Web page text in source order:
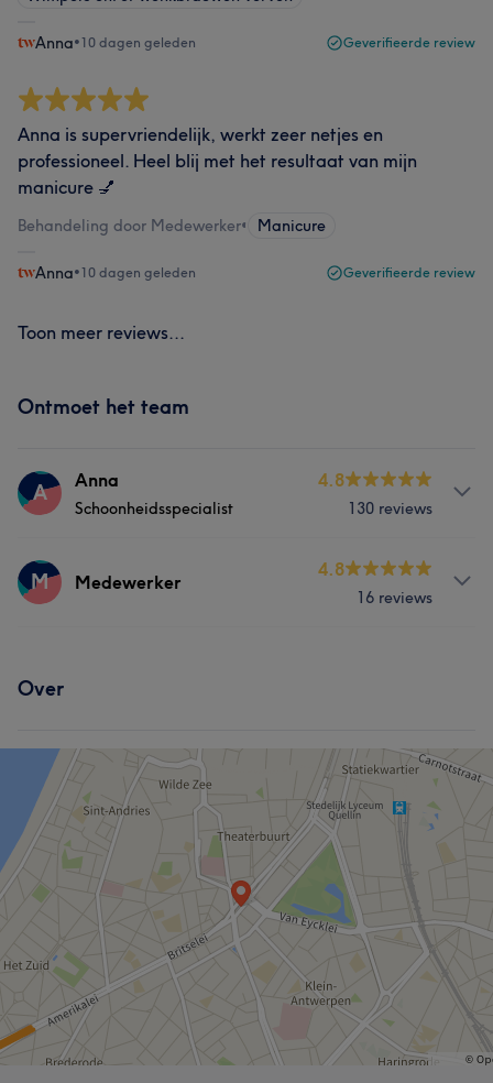
Anna•10 dagen geleden Geverifieerde review
Anna is supervriendelijk, werkt zeer netjes en
professioneel. Heel blij met het resultaat van mijn
manicure 💅
Behandeling door Medewerker• Manicure
Anna•10 dagen geleden Geverifieerde review
Toon meer reviews...
Ontmoet het team
A Anna
Schoonheidsspecialist
4.8
130 reviews
Behandelingen
M Medewerker
4.8
16 reviews
Over